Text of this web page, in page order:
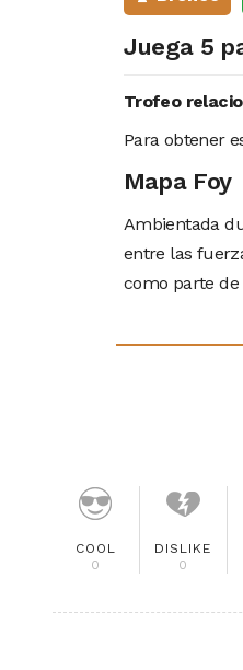
Juega 5
Trofeo
Para obtener
Mapa Foy
Ambientada
entre las
como parte de
COOL
0
DISLIKE
0